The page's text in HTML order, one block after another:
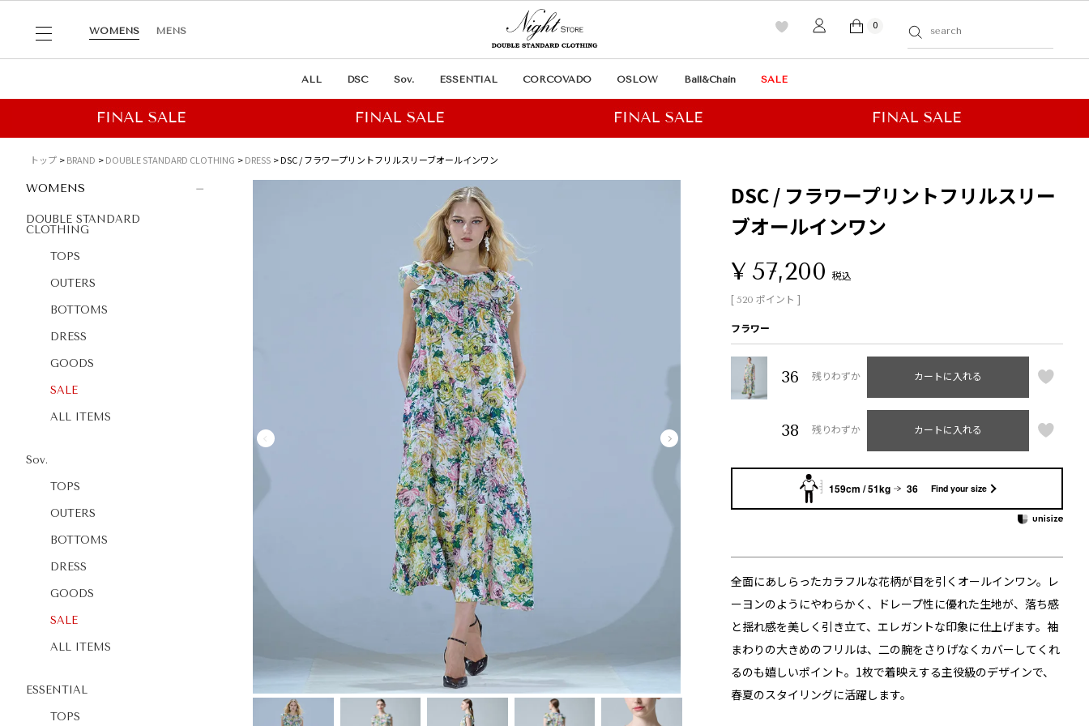
WOMENS MENS
0
ALL DSC Sov. ESSENTIAL CORCOVADO OSLOW Ball&Chain SALE
トップ BRAND DOUBLE STANDARD CLOTHING DRESS DSC / フラワープリントフリルスリーブオールインワン
WOMENS
DOUBLE STANDARD
CLOTHING
TOPS
OUTERS
BOTTOMS
DRESS
GOODS
SALE
ALL ITEMS
Sov.
TOPS
OUTERS
BOTTOMS
DRESS
GOODS
SALE
ALL ITEMS
ESSENTIAL
TOPS
DSC / フラワープリントフリルスリー
ブオールインワン
¥ 57,200 税込
[ 520 ポイント ]
フラワー
36 残りわずか カートに入れる
38 残りわずか カートに入れる
159cm / 51kg 36 Find your size
全面にあしらったカラフルな花柄が目を引くオールインワン。レ
ーヨンのようにやわらかく、ドレープ性に優れた生地が、落ち感
と揺れ感を美しく引き立て、エレガントな印象に仕上げます。袖
まわりの大きめのフリルは、二の腕をさりげなくカバーしてくれ
るのも嬉しいポイント。1枚で着映えする主役級のデザインで、
春夏のスタイリングに活躍します。